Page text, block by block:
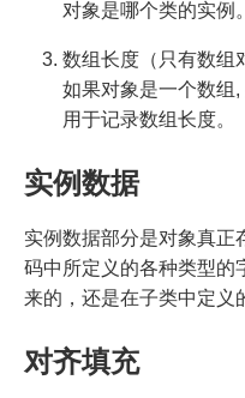
对象是哪个类的实例。
数组长度（只有数组
如果对象是一个数组
用于记录数组长度。
实例数据
实例数据部分是对象真正
码中所定义的各种类型的
来的，还是在子类中定义
对齐填充